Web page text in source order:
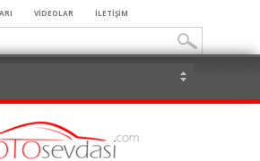
VİDEOLAR İLETİŞİM